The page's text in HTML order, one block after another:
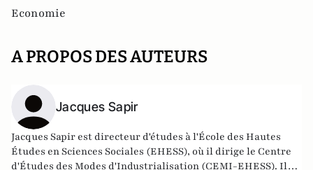
Economie
A PROPOS DES AUTEURS
Jacques Sapir
Jacques Sapir est directeur d'études à l'École des Hautes
Études en Sciences Sociales (EHESS), où il dirige le Centre
d'Études des Modes d'Industrialisation (CEMI-EHESS). Il